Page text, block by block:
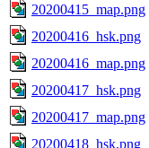
20200415_map.png
20200416_hsk.png
20200416_map.png
20200417_hsk.png
20200417_map.png
20200418_hsk.png